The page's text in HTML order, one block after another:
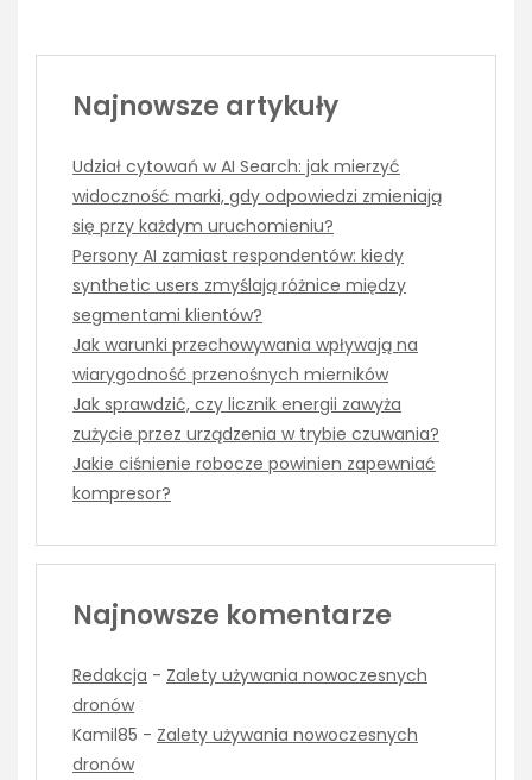
Najnowsze artykuły
Udział cytowań w AI Search: jak mierzyć
widoczność marki, gdy odpowiedzi zmieniają
się przy każdym uruchomieniu?
Persony AI zamiast respondentów: kiedy
synthetic users zmyślają różnice między
segmentami klientów?
Jak warunki przechowywania wpływają na
wiarygodność przenośnych mierników
Jak sprawdzić, czy licznik energii zawyża
zużycie przez urządzenia w trybie czuwania?
Jakie ciśnienie robocze powinien zapewniać
kompresor?
Najnowsze komentarze
Redakcja - Zalety używania nowoczesnych
dronów
Kamil85 - Zalety używania nowoczesnych
dronów